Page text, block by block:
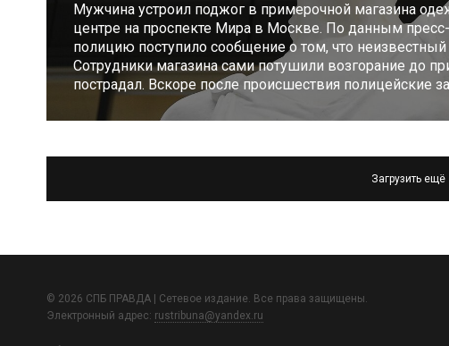
Мужчина устроил поджог в примерочной магазина
центре на проспекте Мира в Москве. По данным
полицию поступило сообщение о том, что
Сотрудники магазина сами потушили возгорание до
пострадал. Вскоре после происшествия полицейские
Загрузить ещё
© 2026 СПБ ПРАВДА | Сетевое издание. Все права защищены.
Электронный адрес: rustribuna@yandex.ru